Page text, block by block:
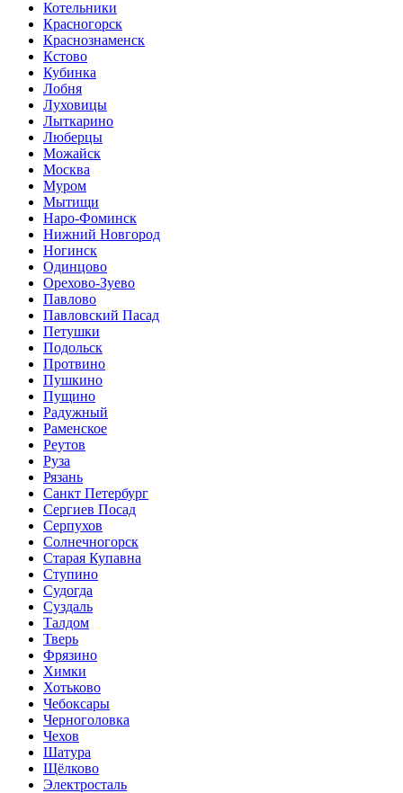
Котельники
Красногорск
Краснознаменск
Кстово
Кубинка
Лобня
Луховицы
Лыткарино
Люберцы
Можайск
Москва
Муром
Мытищи
Наро-Фоминск
Нижний Новгород
Ногинск
Одинцово
Орехово-Зуево
Павлово
Павловский Пасад
Петушки
Подольск
Протвино
Пушкино
Пущино
Радужный
Раменское
Реутов
Руза
Рязань
Санкт Петербург
Сергиев Посад
Серпухов
Солнечногорск
Старая Купавна
Ступино
Судогда
Суздаль
Талдом
Тверь
Фрязино
Химки
Хотьково
Чебоксары
Черноголовка
Чехов
Шатура
Щёлково
Электросталь